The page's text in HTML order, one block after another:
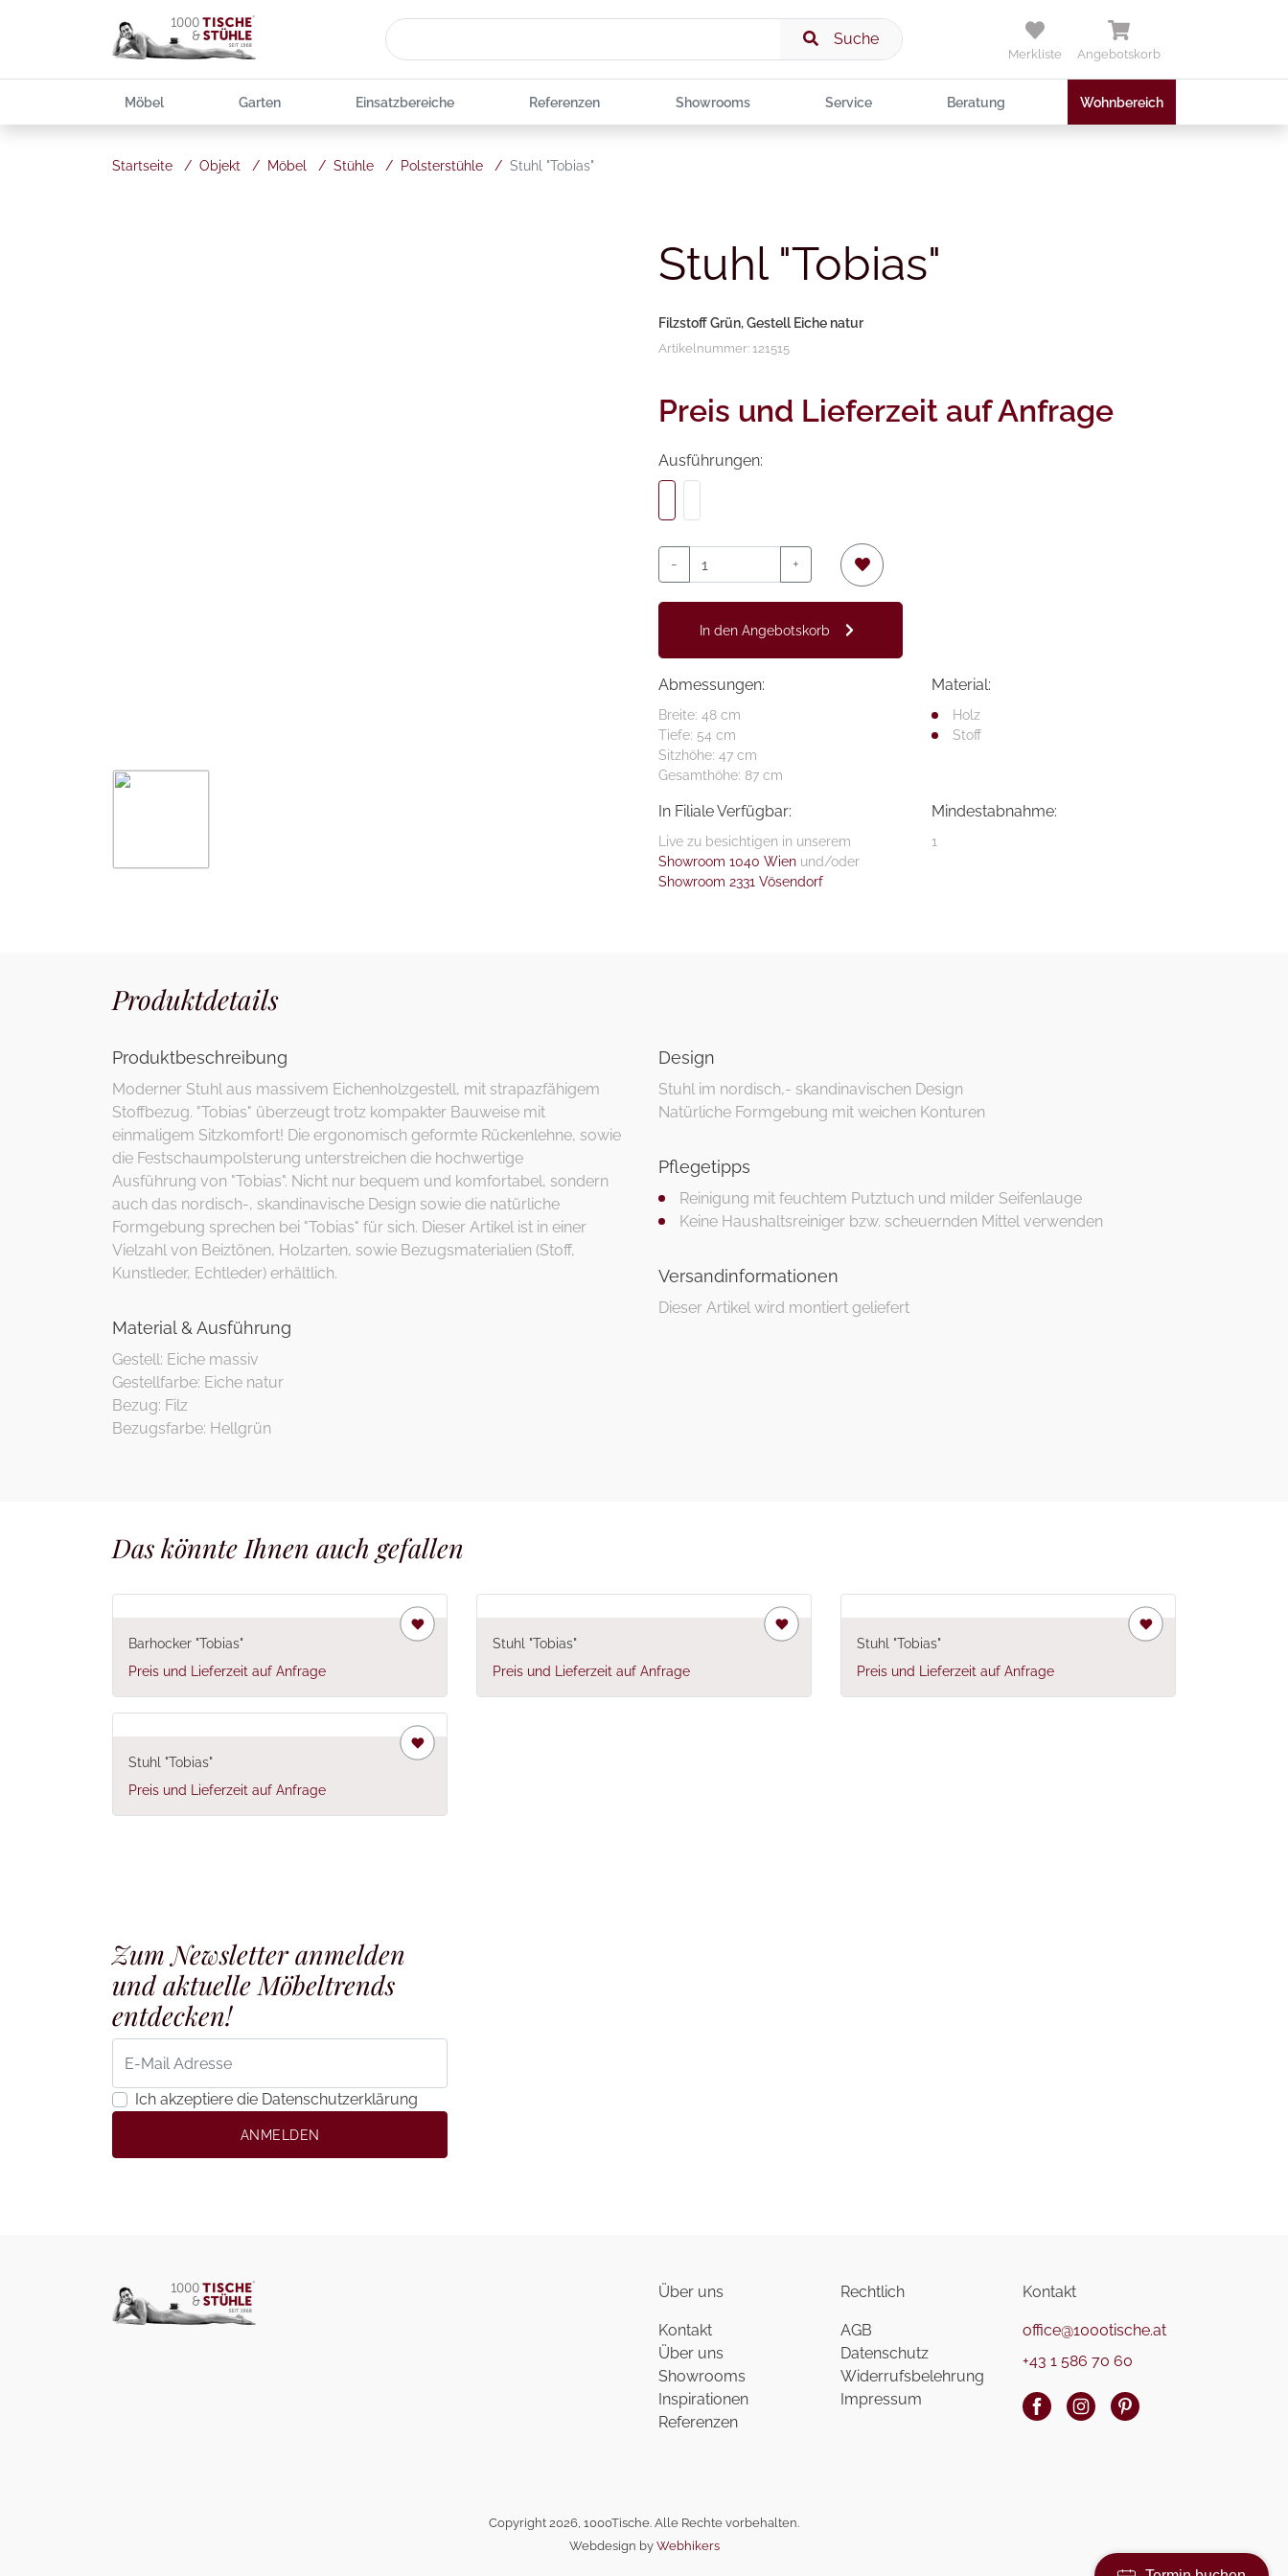
Merkliste Angebotskorb
Suche
Möbel Garten Einsatzbereiche Referenzen Showrooms Service Beratung Wohnbereich
Startseite / Objekt / Möbel / Stühle / Polsterstühle / Stuhl "Tobias"
Stuhl "Tobias"
Filzstoff Grün, Gestell Eiche natur
Artikelnummer: 121515
Preis und Lieferzeit auf Anfrage
Ausführungen:
- +
In den Angebotskorb
Abmessungen:
Breite: 48 cm
Tiefe: 54 cm
Sitzhöhe: 47 cm
Gesamthöhe: 87 cm
Material:
Holz
Stoff
In Filiale Verfügbar:
Live zu besichtigen in unserem
Showroom 1040 Wien und/oder
Showroom 2331 Vösendorf
Mindestabnahme:
1
Produktdetails
Produktbeschreibung
Moderner Stuhl aus massivem Eichenholzgestell, mit strapazfähigem
Stoffbezug. "Tobias" überzeugt trotz kompakter Bauweise mit
einmaligem Sitzkomfort! Die ergonomisch geformte Rückenlehne, sowie
die Festschaumpolsterung unterstreichen die hochwertige
Ausführung von "Tobias". Nicht nur bequem und komfortabel, sondern
auch das nordisch-, skandinavische Design sowie die natürliche
Formgebung sprechen bei "Tobias" für sich. Dieser Artikel ist in einer
Vielzahl von Beiztönen, Holzarten, sowie Bezugsmaterialien (Stoff,
Kunstleder, Echtleder) erhältlich.
Material & Ausführung
Gestell: Eiche massiv
Gestellfarbe: Eiche natur
Bezug: Filz
Design
Stuhl im nordisch,- skandinavischen Design
Natürliche Formgebung mit weichen Konturen
Pflegetipps
Reinigung mit feuchtem Putztuch und milder Seifenlauge
Keine Haushaltsreiniger bzw. scheuernden Mittel verwenden
Versandinformationen
Dieser Artikel wird montiert geliefert
Das könnte Ihnen auch gefallen
Barhocker "Tobias"
Preis und Lieferzeit auf Anfrage
Stuhl "Tobias"
Preis und Lieferzeit auf Anfrage
Stuhl "Tobias"
Preis und Lieferzeit auf Anfrage
Stuhl "Tobias"
Preis und Lieferzeit auf Anfrage
Zum Newsletter anmelden
und aktuelle Möbeltrends
entdecken!
Ich akzeptiere die Datenschutzerklärung
ANMELDEN
Über uns
Kontakt
Über uns
Showrooms
Inspirationen
Referenzen
Rechtlich
AGB
Datenschutz
Widerrufsbelehrung
Impressum
Kontakt
office@1000tische.at
+43 1 586 70 60
Copyright 2026, 1000Tische. Alle Rechte vorbehalten.
Webdesign by Webhikers